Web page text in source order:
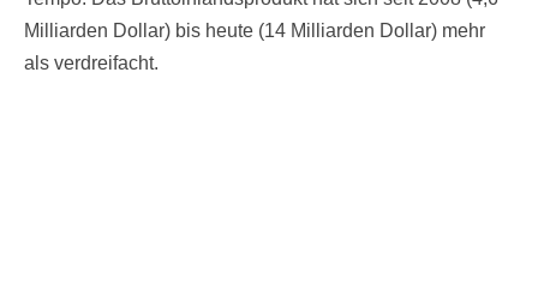
Milliarden Dollar) bis heute (14 Milliarden Dollar) mehr
als verdreifacht.